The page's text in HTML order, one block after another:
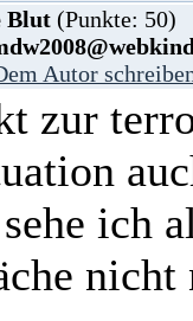
Blut (Punkte: 50)
Autor
zur
ich
nicht